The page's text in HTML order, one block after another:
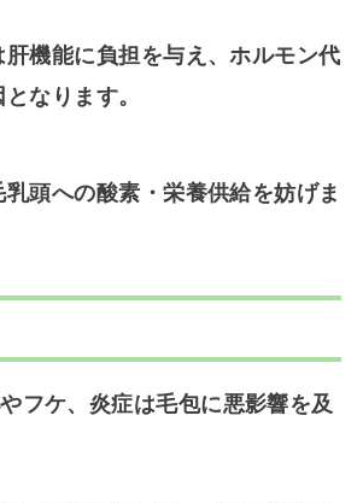
機能に負担を与え、ホルモン代
なります。
頭への酸素・栄養供給を妨げま
フケ、炎症は毛包に悪影響を及